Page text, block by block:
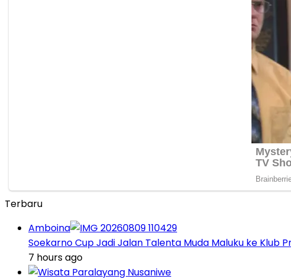
Terbaru
Amboina
Soekarno Cup Jadi Jalan Talenta Muda Maluku ke Klub
7 hours ago